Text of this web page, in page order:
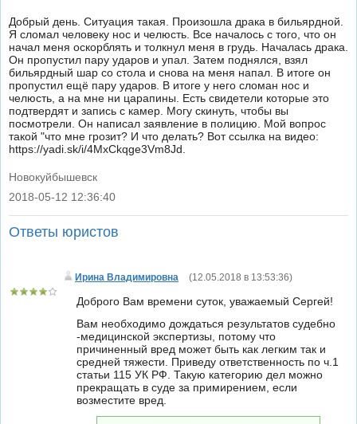
Добрый день. Ситуация такая. Произошла драка в бильярдной.
Я сломал человеку нос и челюсть. Все началось с того, что он
начал меня оскорблять и толкнул меня в грудь. Началась драка.
Он пропустил пару ударов и упал. Затем поднялся, взял
бильярдный шар со стола и снова на меня напал. В итоге он
пропустил ещё пару ударов. В итоге у него сломан нос и
челюсть, а на мне ни царапины. Есть свидетели которые это
подтвердят и запись с камер. Могу скинуть, чтобы вы
посмотрели. Он написал заявление в полицию. Мой вопрос
такой "что мне грозит? И что делать? Вот ссылка на видео:
https://yadi.sk/i/4MxCkqge3Vm8Jd.
Новокуйбышевск
|
2018-05-12 12:36:40
Ответы юристов
Ирина Владимировна (12.05.2018 в 13:53:36)
Доброго Вам времени суток, уважаемый Сергей!
Вам необходимо дождаться результатов судебно
-медицинской экспертизы, потому что
причиненный вред может быть как легким так и
средней тяжести. Приведу ответственность по ч.1
статьи 115 УК РФ. Такую категорию дел можно
прекращать в суде за примирением, если
возместите вред.